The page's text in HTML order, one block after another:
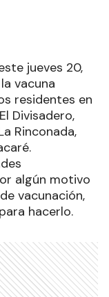
jueves 20,
vacuna
residentes en
Divisadero,
Rinconada,
algún motivo
vacunación,
hacerlo.